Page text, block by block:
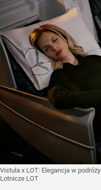
Vistula x LOT: Elegancja w podróży
Lotnicze LOT